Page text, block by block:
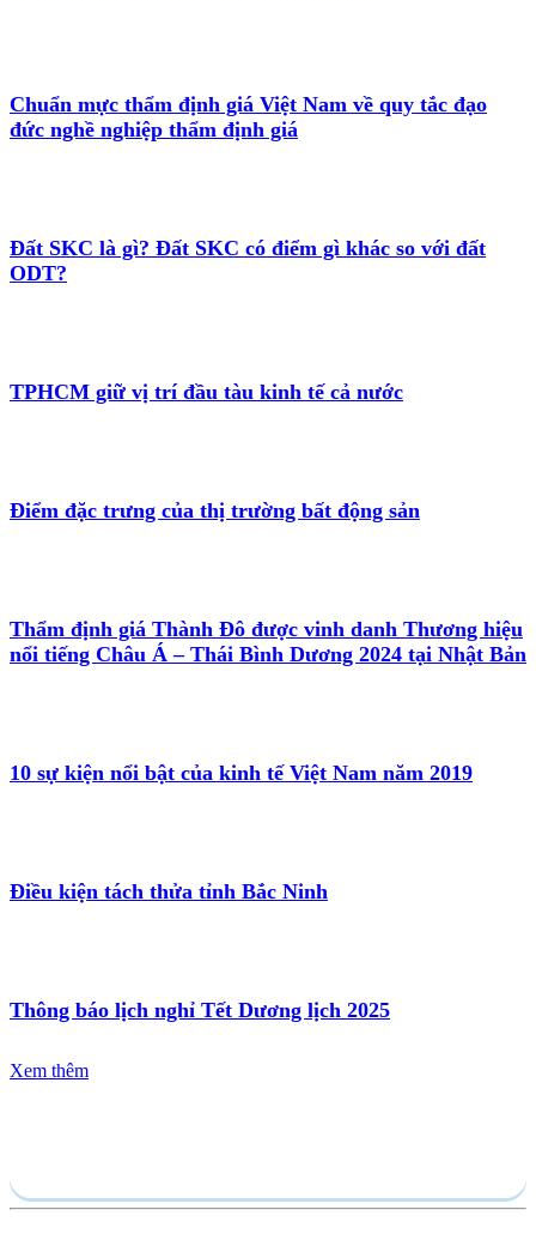
Chuẩn mực thẩm định giá Việt Nam về quy tắc đạo
đức nghề nghiệp thẩm định giá
Đất SKC là gì? Đất SKC có điểm gì khác so với đất
ODT?
TPHCM giữ vị trí đầu tàu kinh tế cả nước
Điểm đặc trưng của thị trường bất động sản
Thẩm định giá Thành Đô được vinh danh Thương hiệu
nổi tiếng Châu Á – Thái Bình Dương 2024 tại Nhật Bản
10 sự kiện nổi bật của kinh tế Việt Nam năm 2019
Điều kiện tách thửa tỉnh Bắc Ninh
Thông báo lịch nghỉ Tết Dương lịch 2025
Xem thêm